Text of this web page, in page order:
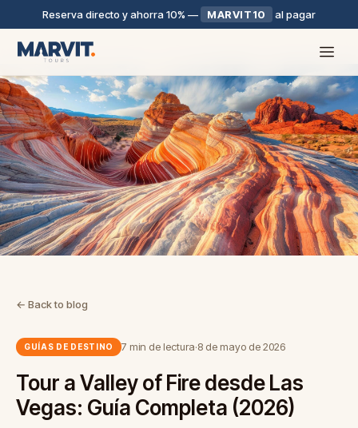
Reserva directo y ahorra 10% — MARVIT10 al pagar
← Back to blog
GUÍAS DE DESTINO 7 min de lectura·8 de mayo de 2026
Tour a Valley of Fire desde Las
Vegas: Guía Completa (2026)